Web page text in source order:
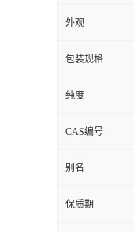
外观
包装规格
纯度
CAS编号
别名
保质期